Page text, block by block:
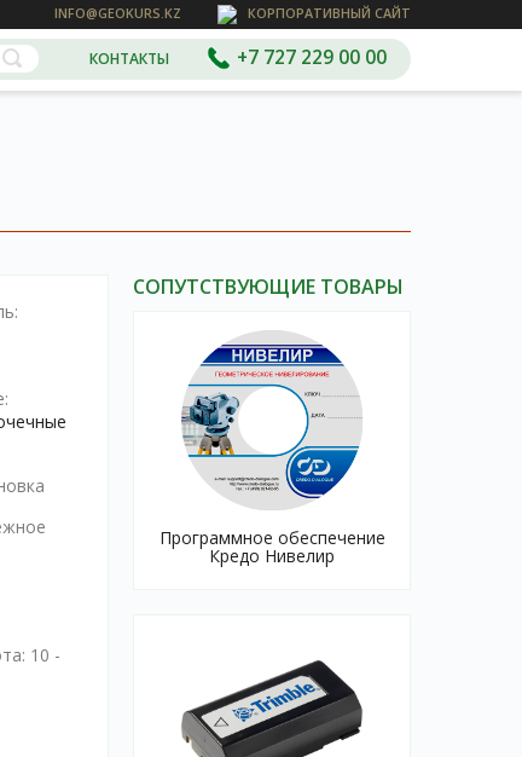
КОРПОРАТИВНЫЙ САЙТ
INFO@GEOKURS.KZ
+7 727 229 00 00
КОНТАКТЫ
10 -
СОПУТСТВУЮЩИЕ ТОВАРЫ
Программное обеспечение
Кредо Нивелир